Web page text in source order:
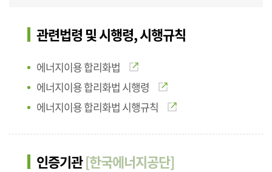
관련법령 및 시행령, 시행규칙
에너지이용 합리화법
에너지이용 합리화법 시행령
에너지이용 합리화법 시행규칙
인증기관[한국에너지공단]